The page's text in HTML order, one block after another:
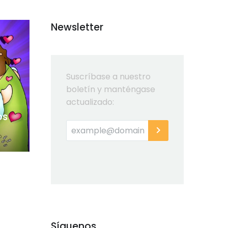
Newsletter
Suscríbase a nuestro
boletín y manténgase
actualizado: